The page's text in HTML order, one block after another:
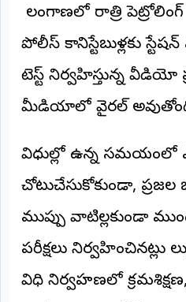
భక్తి
క్రీడలు
జాతీయం
ఆర్టీఐ
రిపోర్టర్స్
డెస్క్
DESK)
మా
రిపోర్టర్లు
తెలంగాణలో రాత్రి పెట్రోలింగ్
పోలీస్ కానిస్టేబుళ్లకు
టెస్ట్ నిర్వహిస్తున్న వీడియో
మీడియాలో వైరల్
విధుల్లో ఉన్న సమయంలో
చోటుచేసుకోకుండా, ప్రజల
ముప్పు వాటిల్లకుండా
పరీక్షలు నిర్వహించినట్లు
విధి నిర్వహణలో